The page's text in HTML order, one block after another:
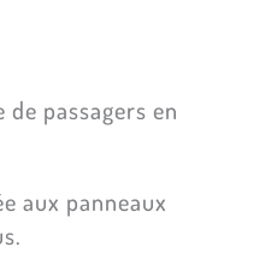
passagers en
aux panneaux